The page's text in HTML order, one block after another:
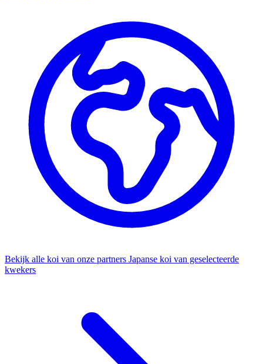
Bekijk alle koi van onze partners Japanse koi van geselecteerde
kwekers